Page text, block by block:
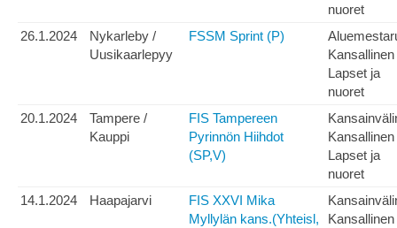
nuoret
26.1.2024
Nykarleby /
Uusikaarlepyy
FSSM Sprint (P)
Kansallinen
Lapset ja
nuoret
20.1.2024
Tampere /
Kauppi
FIS Tampereen
Pyrinnön Hiihdot
(SP,V)
Kansallinen
Lapset ja
nuoret
14.1.2024
Haapajarvi
FIS XXVI Mika
Myllylän kans.(Yhteisl,
Kansallinen